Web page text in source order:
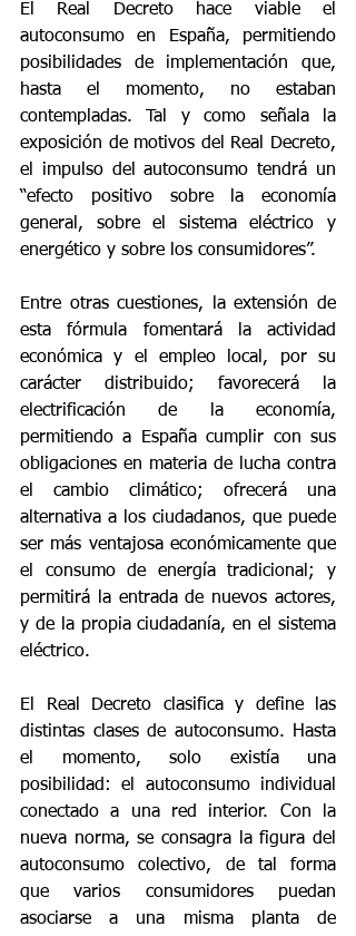
El Real Decreto hace viable el
autoconsumo en España, permitiendo
posibilidades de implementación que,
hasta el momento, no estaban
contempladas. Tal y como señala la
exposición de motivos del Real Decreto,
el impulso del autoconsumo tendrá un
“efecto positivo sobre la economía
general, sobre el sistema eléctrico y
energético y sobre los consumidores”.
Entre otras cuestiones, la extensión de
esta fórmula fomentará la actividad
económica y el empleo local, por su
carácter distribuido; favorecerá la
electrificación de la economía,
permitiendo a España cumplir con sus
obligaciones en materia de lucha contra
el cambio climático; ofrecerá una
alternativa a los ciudadanos, que puede
ser más ventajosa económicamente que
el consumo de energía tradicional; y
permitirá la entrada de nuevos actores,
y de la propia ciudadanía, en el sistema
eléctrico.
El Real Decreto clasifica y define las
distintas clases de autoconsumo. Hasta
el momento, solo existía una
posibilidad: el autoconsumo individual
conectado a una red interior. Con la
nueva norma, se consagra la figura del
autoconsumo colectivo, de tal forma
que varios consumidores puedan
asociarse a una misma planta de